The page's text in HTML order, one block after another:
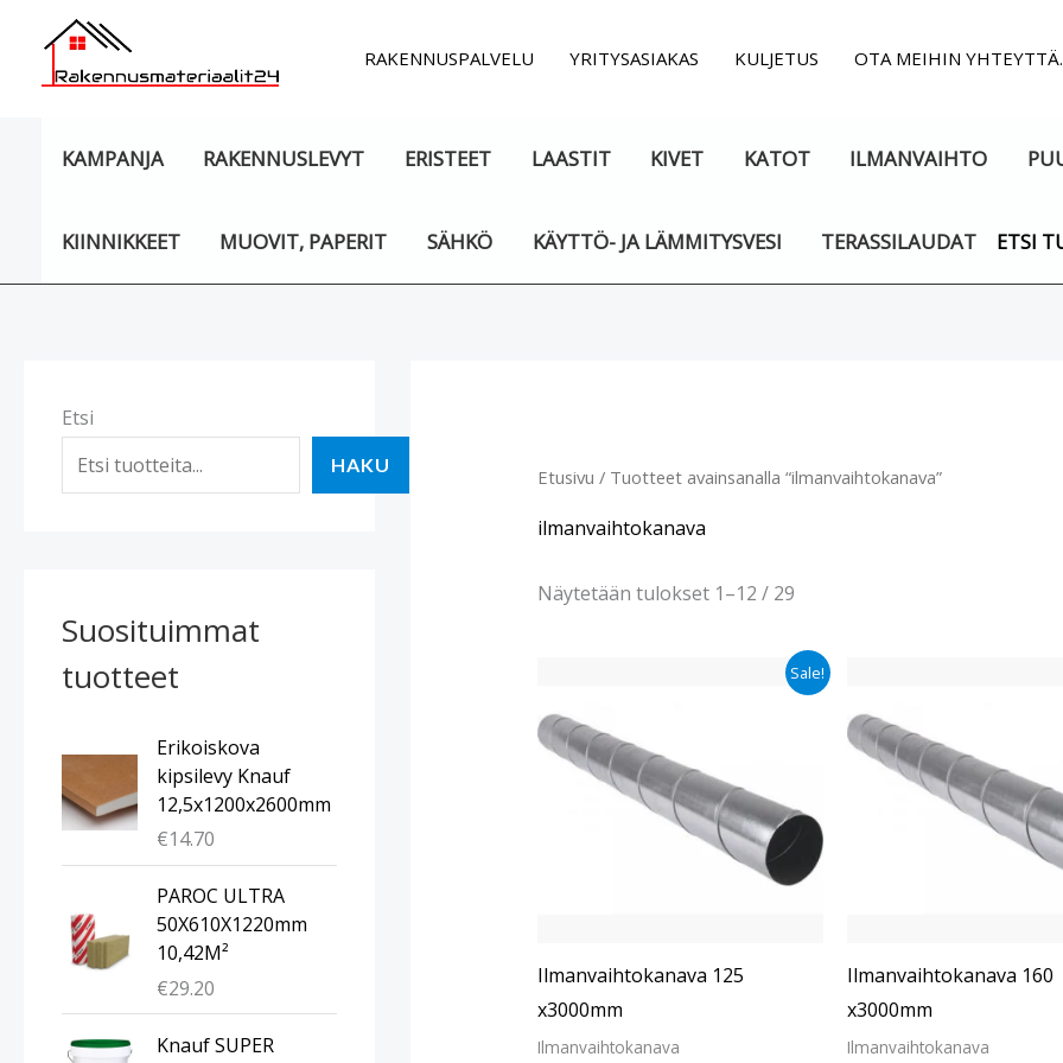
sisältöön
RAKENNUSPALVELU YRITYSASIAKAS KULJETUS OTA MEIHIN YHTEYTTÄ.
KAMPANJA RAKENNUSLEVYT ERISTEET LAASTIT KIVET KATOT ILMANVAIHTO
KIINNIKKEET MUOVIT, PAPERIT SÄHKÖ KÄYTTÖ- JA LÄMMITYSVESI TERASSILAUDAT ETSI
Etsi
HAKU
Suosituimmat
tuotteet
Erikoiskova
kipsilevy Knauf
12,5x1200x2600mm
€14.70
PAROC ULTRA
50X610X1220mm
10,42M²
€29.20
Knauf SUPER
Etusivu / Tuotteet avainsanalla “ilmanvaihtokanava”
ilmanvaihtokanava
Näytetään tulokset 1–12 / 29
Sale!
Ilmanvaihtokanava 125
x3000mm
Ilmanvaihtokanava
€27.90.
Ilmanvaihtokanava 160
x3000mm
Ilmanvaihtokanava
€34.90.